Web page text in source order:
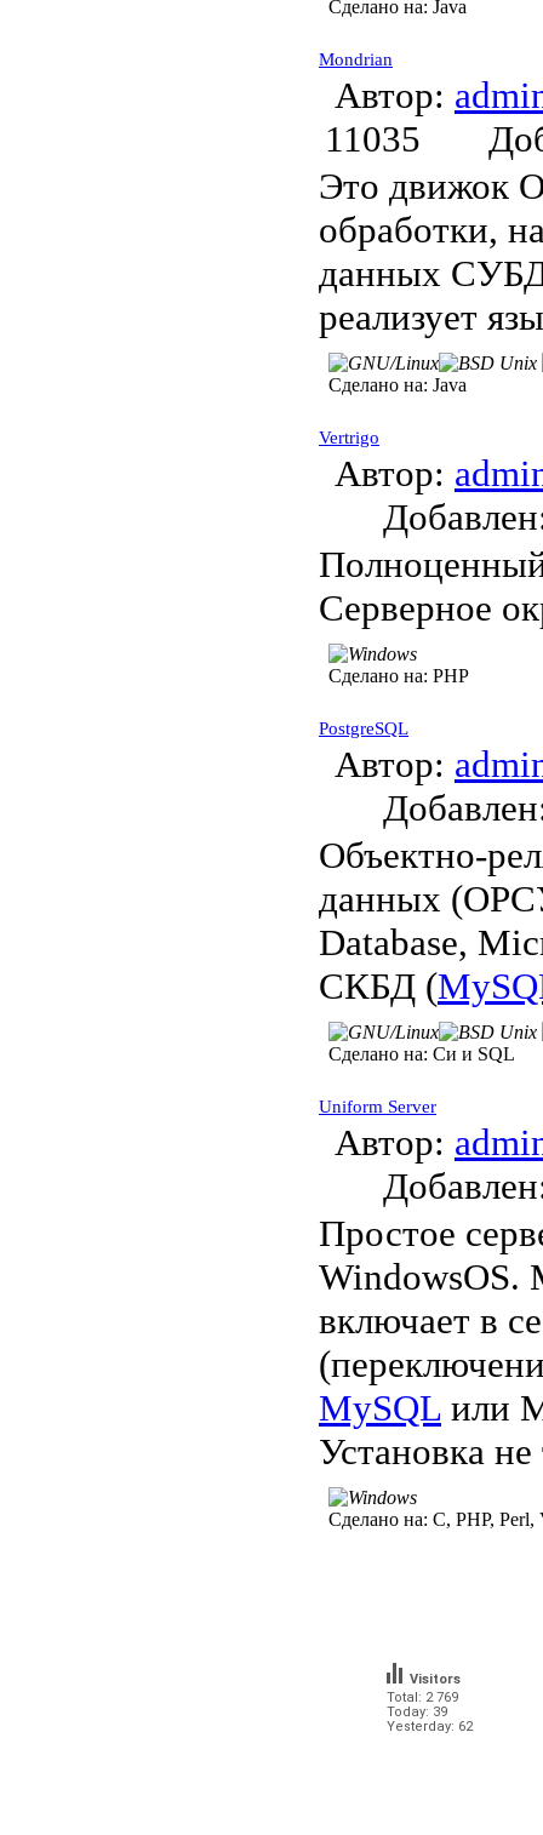
Сделано на: Java
Mondrian
Автор:
11035
Это движок
обработки,
данных
реализует
Сделано на: Java
Vertrigo
Автор:
Серверное
Сделано на: PHP
PostgreSQL
Автор:
Объектно-
данных
Database,
СКБД (
Сделано на: Си и SQL
Uniform Server
Автор:
Простое
WindowsOS.
включает в
MySQL или
Установка не
Сделано на: C, PHP, Perl,
Total: 2 769
Today: 39
Yesterday: 62
Visitors